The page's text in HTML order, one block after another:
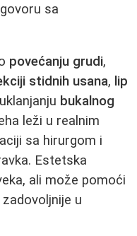
sa
povećanju grudi,
stidnih usana, lip
bukalnog
leži u realnim
sa hirurgom i
Estetska
ali može pomoći
u